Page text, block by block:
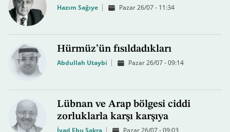
Hazım Sağıye Pazar 26/07 - 11:34
Hürmüz’ün fısıldadıkları
Abdullah Utaybi Pazar 26/07 - 09:14
Lübnan ve Arap bölgesi ciddi
zorluklarla karşı karşıya